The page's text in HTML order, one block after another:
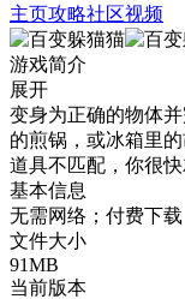
主页攻略社区视频
游戏简介
展开
变身为正确的物体
的煎锅，或冰箱里
道具不匹配，你很快
基本信息
无需网络；付费下载
文件大小
91MB
当前版本